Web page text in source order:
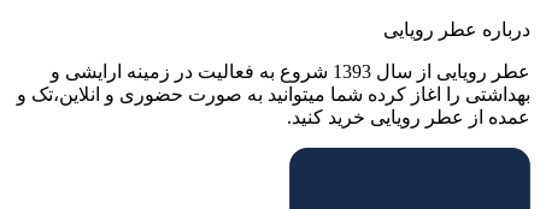
درباره عطر رویایی
عطر رویایی از سال 1393 شروع به فعالیت در زمینه ارایشی و
بهداشتی را اغاز کرده شما میتوانید به صورت حضوری و انلاین،تک و
عمده از عطر رویایی خرید کنید.